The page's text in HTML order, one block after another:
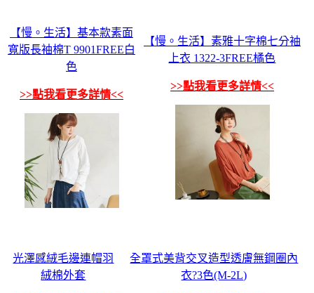
【慢。生活】基本款素面
寬版長袖棉T 9901FREE白
色
>>點我看更多詳情<<
【慢。生活】素雅十字棉七分袖
上衣 1322-3FREE橘色
>>點我看更多詳情<<
光澤感絨毛邊連帽羽
絨棉外套
全罩式美背交叉造型透膚無鋼圈內
衣?3色(M-2L)